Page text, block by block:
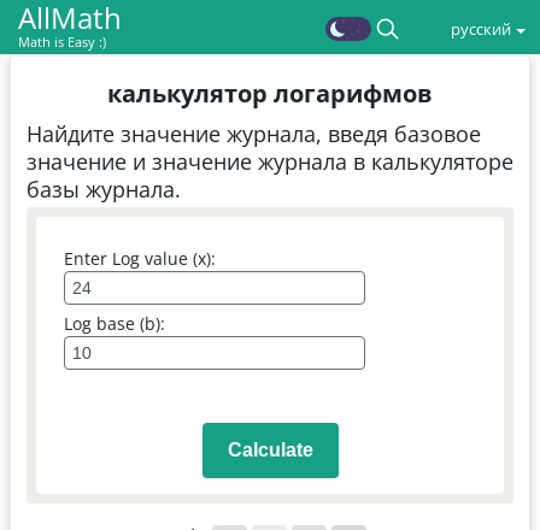
AllMath
Math is Easy :)
русский
калькулятор логарифмов
Найдите значение журнала, введя базовое
значение и значение журнала в калькуляторе
базы журнала.
Enter Log value (x):
Log base (b):
Calculate